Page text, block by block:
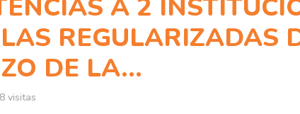
A 2
REGULARIZADAS
DE LA...
visitas